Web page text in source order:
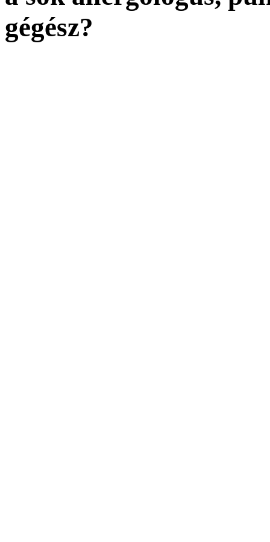
gégész?